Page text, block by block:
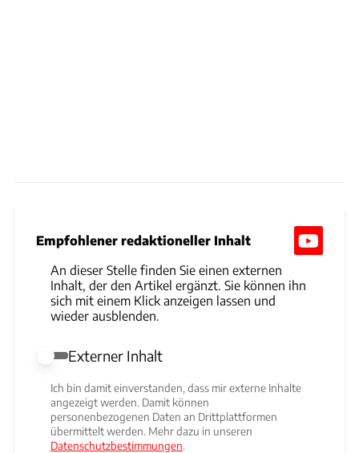
Empfohlener redaktioneller Inhalt
An dieser Stelle finden Sie einen externen
Inhalt, der den Artikel ergänzt. Sie können ihn
sich mit einem Klick anzeigen lassen und
wieder ausblenden.
Externer Inhalt erlauben
Externer Inhalt
Ich bin damit einverstanden, dass mir externe Inhalte
angezeigt werden. Damit können
personenbezogenen Daten an Drittplattformen
übermittelt werden. Mehr dazu in unseren
Datenschutzbestimmungen.